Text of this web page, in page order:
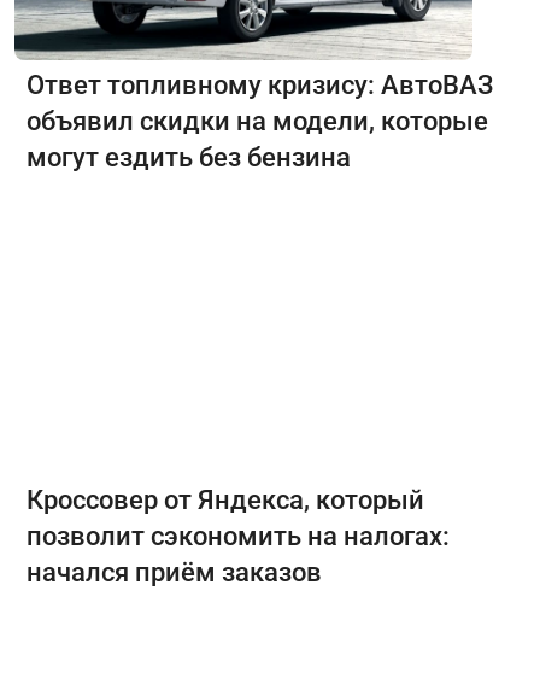
Ответ топливному кризису: АвтоВАЗ
объявил скидки на модели, которые
могут ездить без бензина
Кроссовер от Яндекса, который
позволит сэкономить на налогах:
начался приём заказов